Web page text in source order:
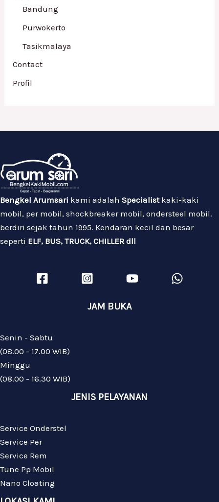
Bandung
Purwokerto
Tasikmalaya
Contact
Profil
Bengkel Arumsari kami adalah Specialistkaki-kaki
mobil, per mobil, shockbreaker mobil, ondersteel mobil.
berdiri sejak tahun 1995. Kendaran kecil dan besar
seperti ELF, BUS, TRUCK, CHILLER dll
JAM BUKA
Senin - Sabtu
(08.00 - 17.00 WIB)
Minggu
(08.00 - 16.30 WIB)
JENIS PELAYANAN
Service Onderstel
Service Per
Service Rem
Tune Pp Mobil
Nano Cloating